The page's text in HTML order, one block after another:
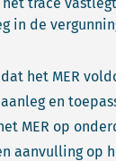
in de
het MER
en
MER op
aanvulling op